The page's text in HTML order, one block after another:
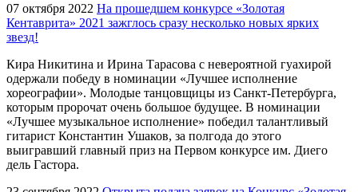
07 октября 2022 На прошедшем конкурсе «Золотая
Кентаврита» 2021 зажглось сразу несколько новых ярких
звезд!
Кира Никитина и Ирина Тарасова с невероятной гуахирой
одержали победу в номинации «Лучшее исполнение
хореографии». Молодые танцовщицы из Санкт-Петербурга,
которым пророчат очень большое будущее. В номинации
«Лучшее музыкальное исполнение» победил талантливый
гитарист Константин Ушаков, за полгода до этого
выигравший главный приз на Первом конкурсе им. Диего
дель Гастора.